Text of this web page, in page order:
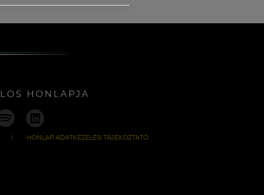
HONLAPJA
HONLAP ADATKEZELÉSI TÁJÉKOZTATÓ